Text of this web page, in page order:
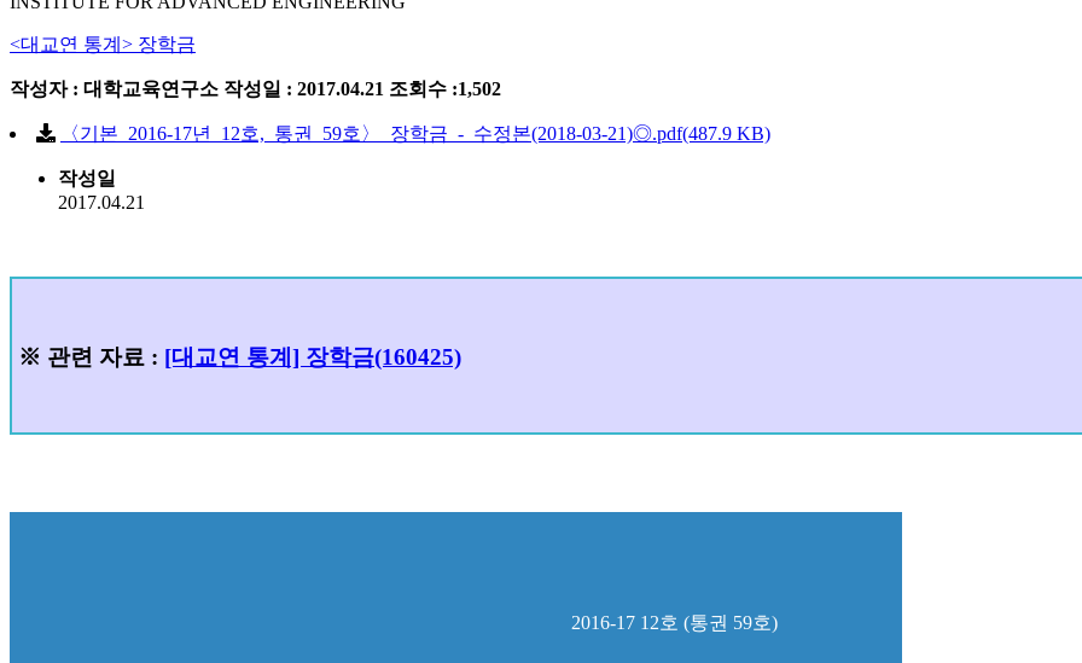
<대교연 통계> 장학금
작성자 : 대학교육연구소 작성일 : 2017.04.21 조회수 :1,502
〈기본_2016-17년_12호,_통권_59호〉_장학금_-_수정본(2018-03-21)◎.pdf(487.9 KB)
작성일
2017.04.21
※ 관련 자료 : [대교연 통계] 장학금(160425)
2016-17 12호 (통권 59호)